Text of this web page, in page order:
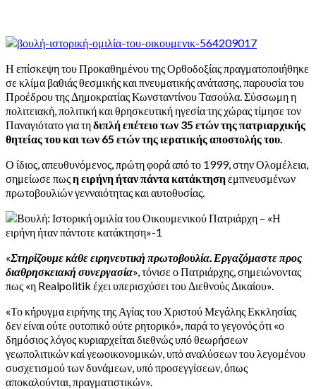
Η επίσκεψη του Προκαθημένου της Ορθοδοξίας πραγματοποιήθηκε
σε κλίμα βαθιάς θεσμικής και πνευματικής ανάτασης, παρουσία του
Προέδρου της Δημοκρατίας Κωνσταντίνου Τασούλα. Σύσσωμη η
πολιτειακή, πολιτική και θρησκευτική ηγεσία της χώρας τίμησε τον
Παναγιότατο για τηδιπλή επέτειο των 35 ετών της πατριαρχικής
θητείας του και των 65 ετών της ιερατικής αποστολής του.
Ο ίδιος, απευθυνόμενος, πρώτη φορά από το 1999, στην Ολομέλεια,
σημείωσε πωςη ειρήνη ήταν πάντα κατάκτησηεμπνευσμένων
πρωτοβουλιών γενναιότητας και αυτοθυσίας.
«Στηρίζουμε κάθε ειρηνευτική πρωτοβουλία. Εργαζόμαστε προς
διαθρησκειακή συνεργασία», τόνισε ο Πατριάρχης, σημειώνοντας
πως «η Realpolitik έχει υπερισχύσει του Διεθνούς Δικαίου».
«Το κήρυγμα ειρήνης της Αγίας του Χριστού Μεγάλης Εκκλησίας
δεν είναι ούτε ουτοπικό ούτε ρητορικό», παρά το γεγονός ότι «ο
δημόσιος λόγος κυριαρχείται διεθνώς υπό θεωρήσεων
γεωπολιτικών καί γεωοικονομικών, υπό αναλύσεων του λεγομένου
συσχετισμού των δυνάμεων, υπό προσεγγίσεων, όπως
αποκαλούνται, πραγματιστικών».